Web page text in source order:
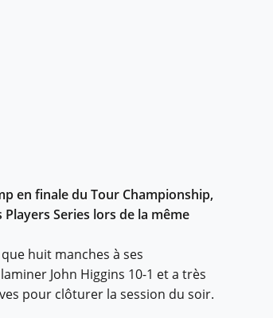
en finale du Tour Championship,
Series lors de la même
huit manches à ses
John Higgins 10-1 et a très
pour clôturer la session du soir.